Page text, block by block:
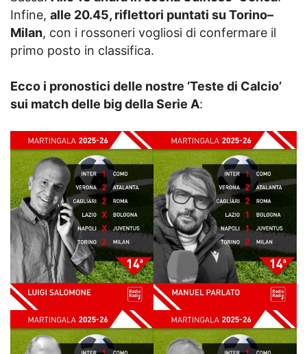
Infine, alle 20.45, riflettori puntati su Torino–
Milan, con i rossoneri vogliosi di confermare il
primo posto in classifica.
Ecco i pronostici delle nostre ‘Teste di Calcio’
sui match delle big della Serie A: